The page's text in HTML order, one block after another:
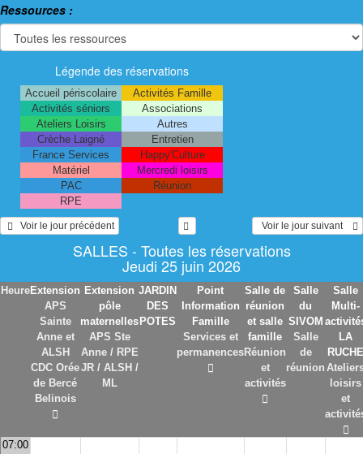
Ressources :
Légende des réservations
Accueil périscolaire
Activités Famille
Activités séniors
Associations
Ateliers Loisirs
Autres
Crèche Laigné
Entretien
France Services
Happy'Culture
Matériel
Mercredi loisirs
PAC
Réunion
RPE
   Voir le jour précédent
  Voir le jour suivant
SALLES - Toutes les réservations
Jeudi 25 juin 2026
HeureExtension
APS
Sainte
Anne et
ALSH
CDC Orée
de Bercé
Belinois
Extension
pôle
maternelles
APS Ste
Anne / RPE
JR / ALSH /
ML
JARDIN
DES
POTES
Point
Information
Famille
Services et
permanences
Salle de
réunion
et salle
famille
Réunion
et
activités
Salle
du
SIVOM
Salle
de
réunion
Salle
Multi-
LA
RUCHE
loisirs
et
07:00